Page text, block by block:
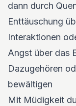
dann durch
Enttäuschung
Interaktionen
Angst über das
Dazugehören
bewältigen
Mit Müdigkeit